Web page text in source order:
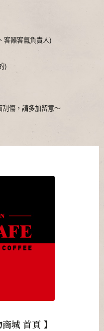
客噐客氣負責人)
)
刮傷，請多加留意～
城 首頁 】